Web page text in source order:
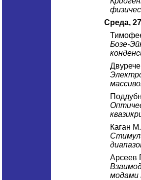
Среда,
Бозе-
Каган
Арсеев
модами